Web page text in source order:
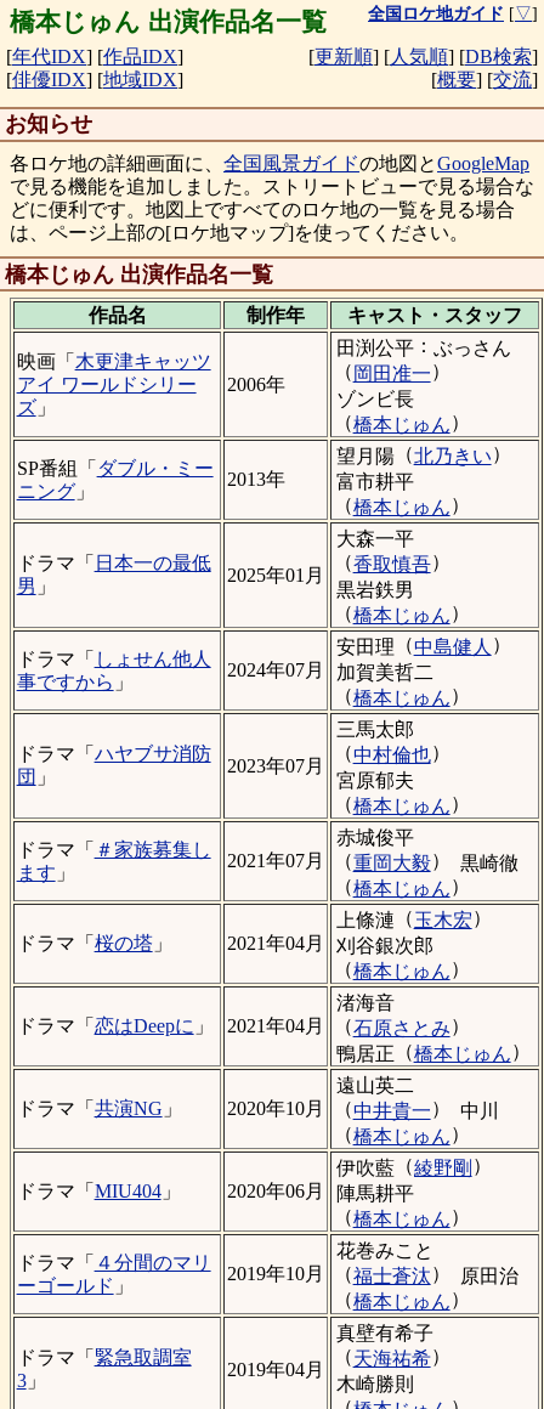
橋本じゅん 出演作品名一覧 全国ロケ地ガイド [▽]
[年代IDX] [作品IDX]
[俳優IDX] [地域IDX]
[更新順] [人気順] [DB検索]
[概要] [交流]
お知らせ
各ロケ地の詳細画面に、 全国風景ガイドの地図とGoogleMap
で見る機能を追加しました。ストリートビューで見る場合な
どに便利です。地図上ですべてのロケ地の一覧を見る場合
は、ページ上部の[ロケ地マップ]を使ってください。
橋本じゅん 出演作品名一覧
作品名 制作年 キャスト・ スタッフ
映画「 木更津キャッツ
アイ ワールドシリー
ズ」
2006年
田渕公平： ぶっさん
（ 岡田准一）
ゾンビ長
（橋本じゅん）
SP番組「 ダブル・ミー
ニング」
2013年
望月陽（北乃きい）
富市耕平
（橋本じゅん）
ドラマ「 日本一の最低
男 」
2025年01月
大森一平
（香取慎吾）
黒岩鉄男
（橋本じゅん）
ドラマ「 しょせん他人
事ですから 」
2024年07月
安田理 （中島健人 ）
加賀美哲二
（橋本じゅん）
ドラマ「 ハヤブサ消防
団 」
2023年07月
三馬太郎
（中村倫也）
宮原郁夫
（橋本じゅん）
ドラマ「 ＃家族募集し
ます 」
2021年07月
赤城俊平
（重岡大毅）
黒崎徹
（橋本じゅん）
ドラマ「 桜の塔」 2021年04月
上條漣 （玉木宏）
刈谷銀次郎
（橋本じゅん）
ドラマ「 恋はDeepに 」 2021年04月
渚海音
（石原さとみ）
鴨居正 （橋本じゅん）
ドラマ「 共演NG 」 2020年10月
遠山英二
（中井貴一）
中川
（橋本じゅん）
ドラマ「 MIU404」 2020年06月
伊吹藍（綾野剛 ）
陣馬耕平
（橋本じゅん）
ドラマ「 ４分間のマリ
ーゴールド 」
2019年10月
花巻みこと
（福士蒼汰）
原田治
（橋本じゅん）
ドラマ「 緊急取調室
3」
2019年04月
真壁有希子
（天海祐希）
木崎勝則